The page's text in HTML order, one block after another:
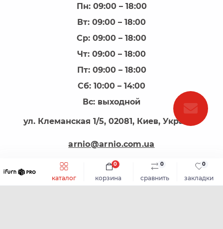
каталог сравнить
0
закладки
0
корзина
0
Пн: 09:00 – 18:00
Вт: 09:00 – 18:00
Ср: 09:00 – 18:00
Чт: 09:00 – 18:00
Пт: 09:00 – 18:00
Сб: 10:00 – 14:00
Вс: выходной
ул. Клеманская 1/5, 02081, Киев, Украина
arnio@arnio.com.ua